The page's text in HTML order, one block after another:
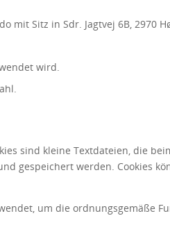
mit Sitz in Sdr. Jagtvej 6B, 2970
wird.
sind kleine Textdateien, die
gespeichert werden. Cookies
um die ordnungsgemäße